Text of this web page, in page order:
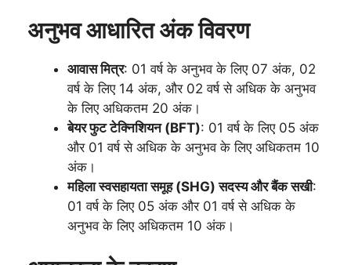
अनुभव आधारित अंक विवरण
आवास मित्र: 01 वर्ष के अनुभव के लिए 07 अंक, 02
वर्ष के लिए 14 अंक, और 02 वर्ष से अधिक के अनुभव
के लिए अधिकतम 20 अंक।
बेयर फुट टेक्निशियन (BFT): 01 वर्ष के लिए 05 अंक
और 01 वर्ष से अधिक के अनुभव के लिए अधिकतम 10
अंक।
महिला स्वसहायता समूह (SHG) सदस्य और बैंक सखी:
01 वर्ष के लिए 05 अंक और 01 वर्ष से अधिक के
अनुभव के लिए अधिकतम 10 अंक।